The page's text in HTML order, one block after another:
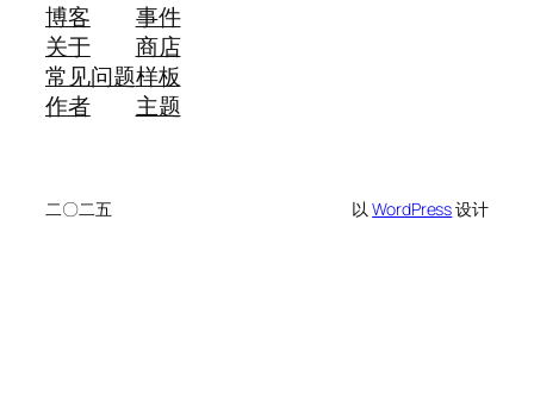
博客
关于
常见问题
作者
事件
商店
样板
主题
二〇二五 以WordPress设计